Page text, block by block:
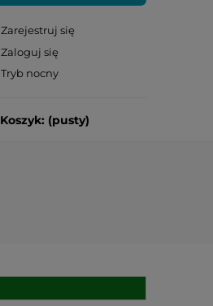
Zarejestruj się
Zaloguj się
Koszyk: (pusty)